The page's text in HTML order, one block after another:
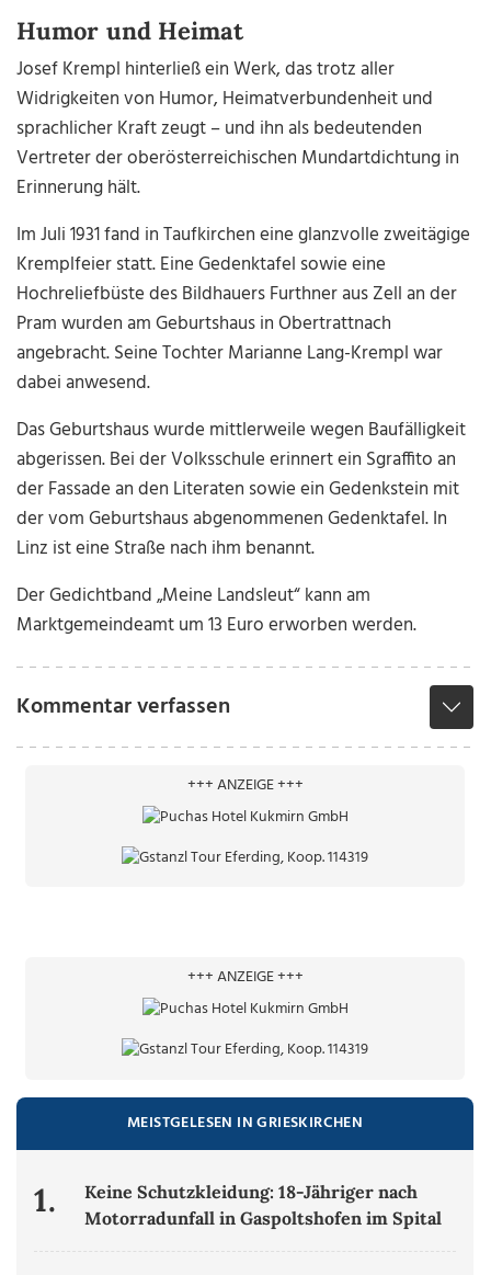
Humor und Heimat
Josef Krempl hinterließ ein Werk, das trotz aller
Widrigkeiten von Humor, Heimatverbundenheit und
sprachlicher Kraft zeugt – und ihn als bedeutenden
Vertreter der oberösterreichischen Mundartdichtung in
Erinnerung hält.
Im Juli 1931 fand in Taufkirchen eine glanzvolle zweitägige
Kremplfeier statt. Eine Gedenktafel sowie eine
Hochreliefbüste des Bildhauers Furthner aus Zell an der
Pram wurden am Geburtshaus in Obertrattnach
angebracht. Seine Tochter Marianne Lang-Krempl war
dabei anwesend.
Das Geburtshaus wurde mittlerweile wegen Baufälligkeit
abgerissen. Bei der Volksschule erinnert ein Sgraffito an
der Fassade an den Literaten sowie ein Gedenkstein mit
der vom Geburtshaus abgenommenen Gedenktafel. In
Linz ist eine Straße nach ihm benannt.
Der Gedichtband „Meine Landsleut“ kann am
Marktgemeindeamt um 13 Euro erworben werden.
Kommentar verfassen
+++ ANZEIGE +++
+++ ANZEIGE +++
MEISTGELESEN IN GRIESKIRCHEN
1.
Keine Schutzkleidung: 18-Jähriger nach
Motorradunfall in Gaspoltshofen im Spital